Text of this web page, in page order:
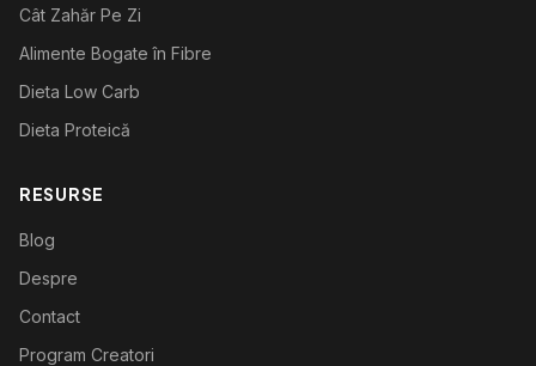
Cât Zahăr Pe Zi
Alimente Bogate în Fibre
Dieta Low Carb
Dieta Proteică
RESURSE
Blog
Despre
Contact
Program Creatori